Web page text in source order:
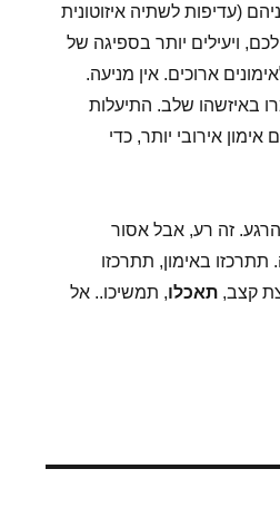
(עדיפות לשתיה איזוטונית
ויעילים יותר בספיגה של
ארוכים. אין מניעה.
באיזשהו שלב. התיעלות
אירובי יותר, כדי
זה רע, אבל אסור
באימון, תתרכזו
קצב, תאכלו, תמשיכו.. אל